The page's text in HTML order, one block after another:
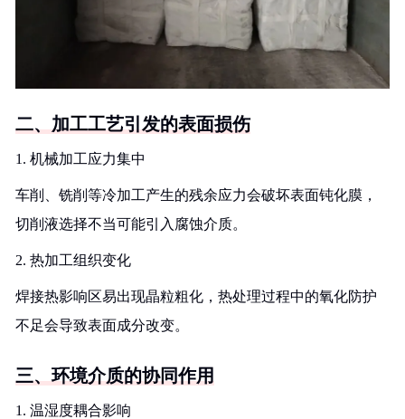
二、加工工艺引发的表面损伤
1. 机械加工应力集中
车削、铣削等冷加工产生的残余应力会破坏表面钝化膜，
切削液选择不当可能引入腐蚀介质。
2. 热加工组织变化
焊接热影响区易出现晶粒粗化，热处理过程中的氧化防护
不足会导致表面成分改变。
三、环境介质的协同作用
1. 温湿度耦合影响